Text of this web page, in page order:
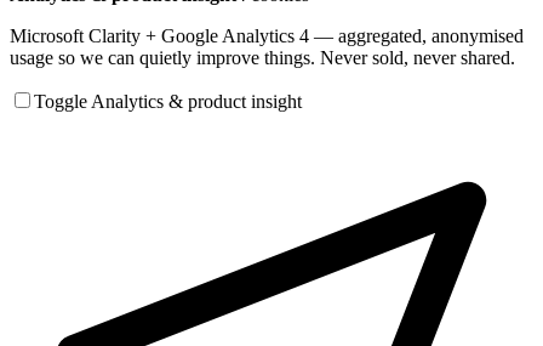
Microsoft Clarity + Google Analytics 4 — aggregated, anonymised
usage so we can quietly improve things. Never sold, never shared.
Toggle Analytics & product insight